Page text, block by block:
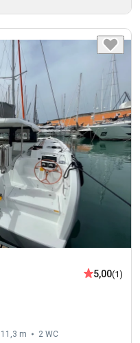
5,00(1)
11,3 m 2 WC